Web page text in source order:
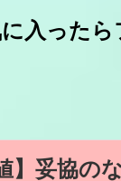
入ったら
】妥協の